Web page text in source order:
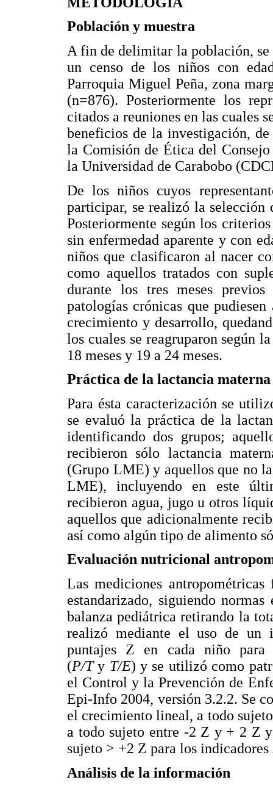
Población y muestra
A fin de delimitar la población,
un censo de los niños con
Parroquia Miguel Peña, zona
(n=876). Posteriormente los
citados a reuniones en las cuales
beneficios de la investigación,
la Comisión de Ética del
la Universidad de Carabobo
De los niños cuyos
participar, se realizó la selección
Posteriormente según los
sin enfermedad aparente y con
niños que clasificaron al nacer
como aquellos tratados con
durante los tres meses
patologías crónicas que
crecimiento y desarrollo,
los cuales se reagruparon según
18 meses y 19 a 24 meses.
Práctica de la lactancia materna
Para ésta caracterización se
se evaluó la práctica de la
identificando dos grupos;
recibieron sólo lactancia
(Grupo LME) y aquellos que no
LME), incluyendo en este
recibieron agua, jugo u otros
aquellos que adicionalmente
así como algún tipo de alimento
Evaluación nutricional
Las mediciones
estandarizado, siguiendo
balanza pediátrica retirando la
realizó mediante el uso de un
puntajes Z en cada niño para
(P/T y T/E) y se utilizó como
el Control y la Prevención de
Epi-Info 2004, versión 3.2.2. Se
el crecimiento lineal, a todo
a todo sujeto entre -2 Z y + 2 Z
sujeto > +2 Z para los indicadores
Análisis de la información